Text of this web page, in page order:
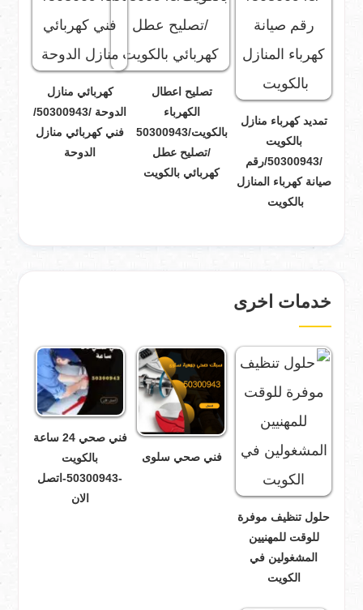
تمديد كهرباء منازل
بالكويت
/50300943/رقم
صيانة كهرباء المنازل
بالكويت
تصليح اعطال
الكهرباء
بالكويت/50300943
/تصليح عطل
كهربائي بالكويت
كهربائي منازل
الدوحة /50300943/
فني كهربائي منازل
الدوحة
خدمات اخرى
حلول تنظيف موفرة
للوقت للمهنيين
المشغولين في
الكويت
فني صحي سلوى
فني صحي 24 ساعة
بالكويت
-50300943-اتصل
الان